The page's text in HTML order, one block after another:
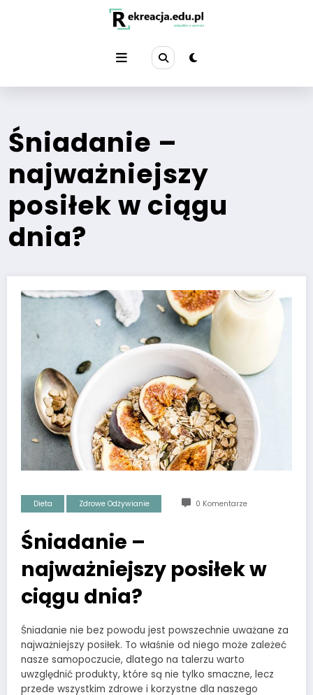
Śniadanie –
najważniejszy
posiłek w ciągu
dnia?
Dieta Zdrowe Odżywianie 0 Komentarze
Śniadanie –
najważniejszy posiłek w
ciągu dnia?
Śniadanie nie bez powodu jest powszechnie uważane za
najważniejszy posiłek. To właśnie od niego może zależeć
nasze samopoczucie, dlatego na talerzu warto
uwzględnić produkty, które są nie tylko smaczne, lecz
przede wszystkim zdrowe i korzystne dla naszego